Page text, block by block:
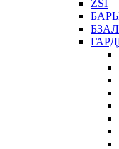
ZSI
БЗАЛ